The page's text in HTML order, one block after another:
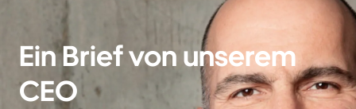
Ein Brief von unserem
CEO